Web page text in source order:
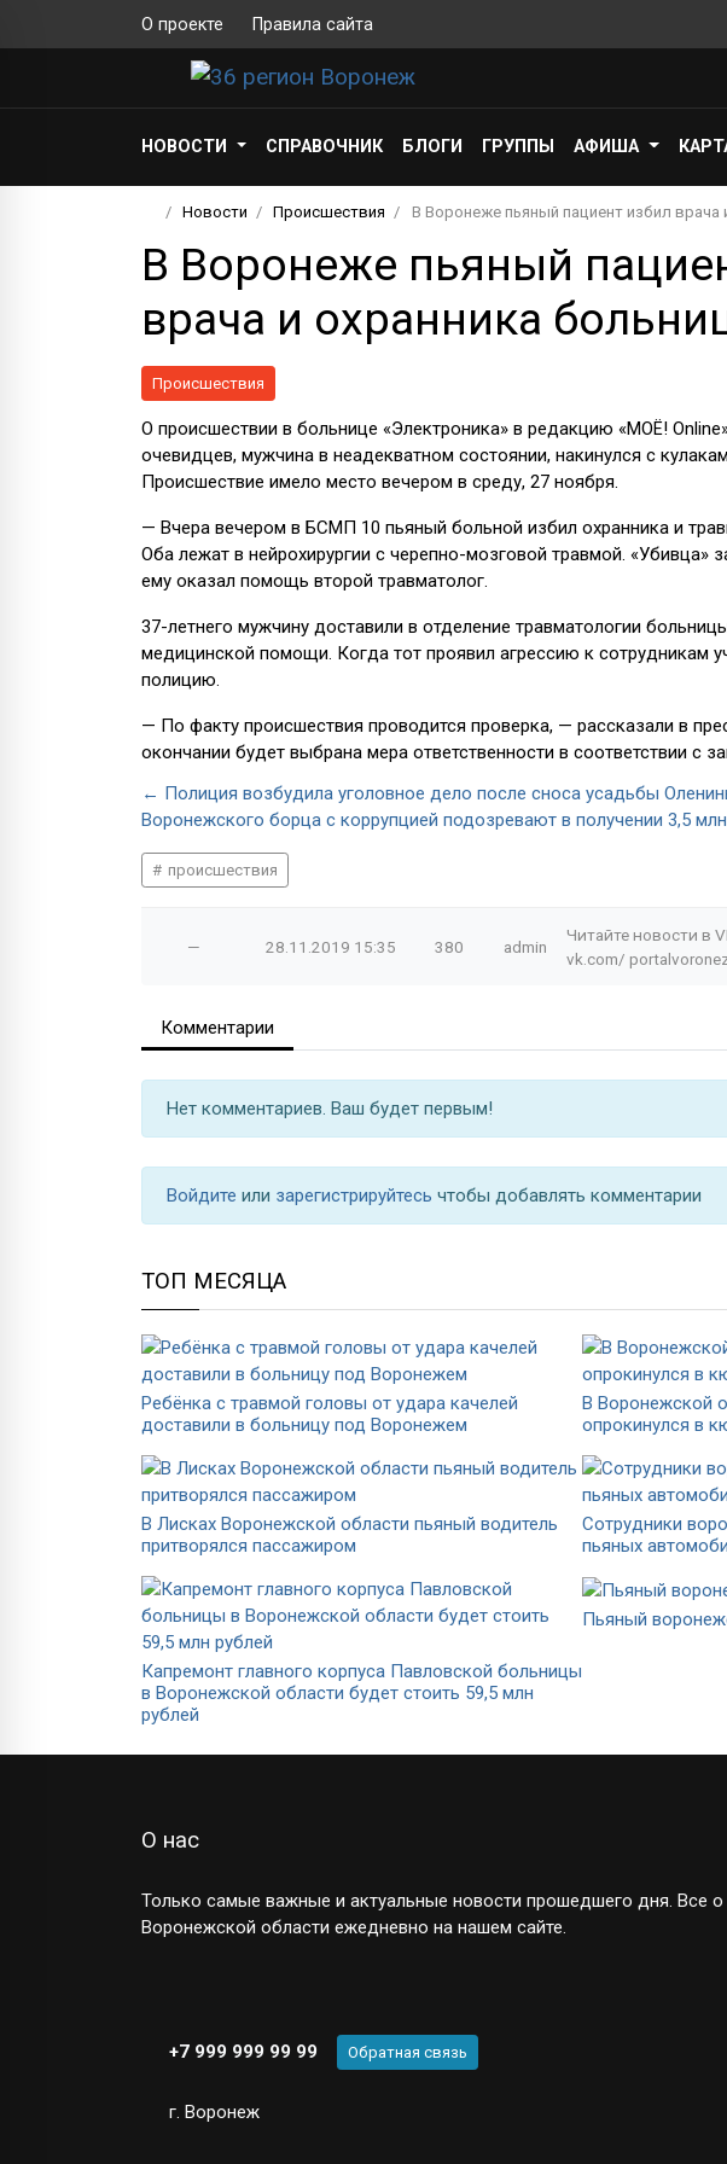
О проекте Правила сайта
НОВОСТИ СПРАВОЧНИК БЛОГИ ГРУППЫ АФИША
Новости Происшествия В Воронеже пьяный пациент избил врача
В Воронеже пьяный
врача и охранника
Происшествия
О происшествии в больнице «Электроника» в редакцию «МОЁ!
очевидцев, мужчина в неадекватном состоянии, накинулся с
Происшествие имело место вечером в среду, 27 ноября.
— Вчера вечером в БСМП 10 пьяный больной избил охранника и
Оба лежат в нейрохирургии с черепно-мозговой травмой. «Убивца»
ему оказал помощь второй травматолог.
37-летнего мужчину доставили в отделение травматологии
медицинской помощи. Когда тот проявил агрессию к сотрудникам
полицию.
— По факту происшествия проводится проверка, — рассказали в
окончании будет выбрана мера ответственности в соответствии с
← Полиция возбудила уголовное дело после сноса усадьбы
Воронежского борца с коррупцией подозревают в получении 3,5
происшествия
— 28.11.2019 15:35 380 admin
Читайте новости в
vk.com/
Комментарии
Нет комментариев. Ваш будет первым!
Войдите или зарегистрируйтесь чтобы добавлять комментарии
ТОП МЕСЯЦА
Ребёнка с травмой головы от удара качелей
доставили в больницу под Воронежем
В Воронежской
опрокинулся в
В Лисках Воронежской области пьяный водитель
притворялся пассажиром
Сотрудники
пьяных
Капремонт главного корпуса Павловской больницы
в Воронежской области будет стоить 59,5 млн
рублей
Пьяный
О нас
Только самые важные и актуальные новости прошедшего дня. Все
Воронежской области ежедневно на нашем сайте.
+7 999 999 99 99 Обратная связь
г. Воронеж